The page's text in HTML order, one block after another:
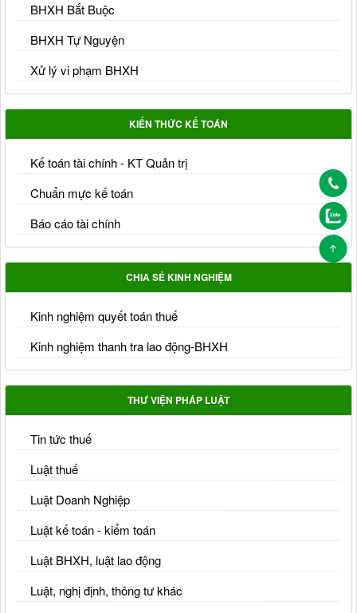
BHXH Bắt Buộc
BHXH Tự Nguyện
Xử lý vi phạm BHXH
KIẾN THỨC KẾ TOÁN
Kế toán tài chính - KT Quản trị
Chuẩn mực kế toán
Báo cáo tài chính
CHIA SẺ KINH NGHIỆM
Kinh nghiệm quyết toán thuế
Kinh nghiệm thanh tra lao động-BHXH
THƯ VIỆN PHÁP LUẬT
Tin tức thuế
Luật thuế
Luật Doanh Nghiệp
Luật kế toán - kiểm toán
Luật BHXH, luật lao động
Luật, nghị định, thông tư khác